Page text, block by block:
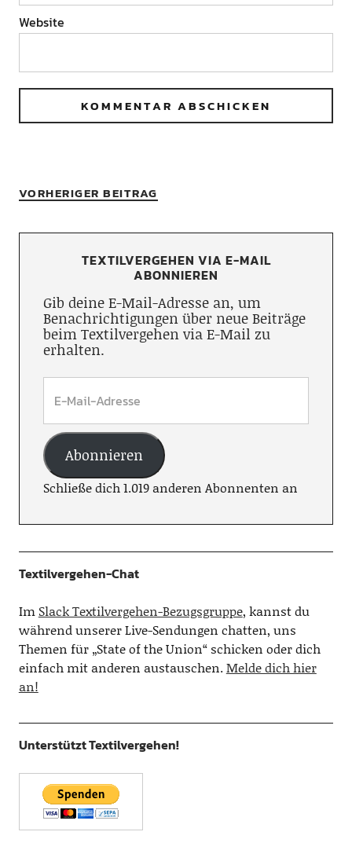
Website
VORHERIGER BEITRAG
TEXTILVERGEHEN VIA E-MAIL
ABONNIEREN
Gib deine E-Mail-Adresse an, um
Benachrichtigungen über neue Beiträge
beim Textilvergehen via E-Mail zu
erhalten.
Abonnieren
Schließe dich 1.019 anderen Abonnenten an
Textilvergehen-Chat
Im Slack Textilvergehen-Bezugsgruppe, kannst du
während unserer Live-Sendungen chatten, uns
Themen für „State of the Union“ schicken oder dich
einfach mit anderen austauschen.Melde dich hier
an!
Unterstützt Textilvergehen!